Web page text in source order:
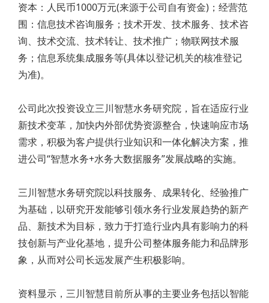
资本：人民币1000万元(来源于公司自有资金)；经营范
围：信息技术咨询服务；技术开发、技术服务、技术咨
询、技术交流、技术转让、技术推广；物联网技术服
务；信息系统集成服务等(具体以登记机关的核准登记
为准)。
公司此次投资设立三川智慧水务研究院，旨在适应行业
新技术变革，加快内外部优势资源整合，快速响应市场
需求，积极为客户提供行业知识和一体化解决方案，推
进公司“智慧水务+水务大数据服务”发展战略的实施。
三川智慧水务研究院以科技服务、成果转化、经验推广
为基础，以研究开发能够引领水务行业发展趋势的新产
品、新技术为目标，致力于打造行业内具有影响力的科
技创新与产业化基地，提升公司整体服务能力和品牌形
象，从而对公司长远发展产生积极影响。
资料显示，三川智慧目前所从事的主要业务包括以智能